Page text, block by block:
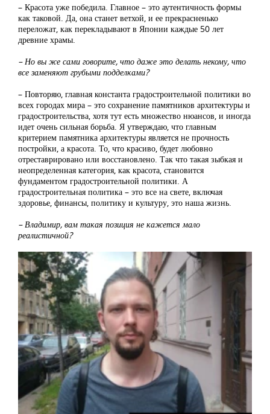
– Красота уже победила. Главное – это аутентичность формы
как таковой. Да, она станет ветхой, и ее прекрасненько
переложат, как перекладывают в Японии каждые 50 лет
древние храмы.
– Но вы же сами говорите, что даже это делать некому, что
все заменяют грубыми подделками?
– Повторяю, главная константа градостроительной политики во
всех городах мира – это сохранение памятников архитектуры и
градостроительства, хотя тут есть множество нюансов, и иногда
идет очень сильная борьба. Я утверждаю, что главным
критерием памятника архитектуры является не прочность
постройки, а красота. То, что красиво, будет любовно
отреставрировано или восстановлено. Так что такая зыбкая и
неопределенная категория, как красота, становится
фундаментом градостроительной политики. А
градостроительная политика – это все на свете, включая
здоровье, финансы, политику и культуру, это наша жизнь.
– Владимир, вам такая позиция не кажется мало
реалистичной?